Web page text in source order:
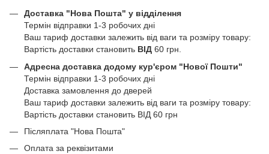
Доставка "Нова Пошта" у відділення
Термін відправки 1-3 робочих дні
Ваш тариф доставки залежить від ваги та розміру товару:
Вартість доставки становить ВІД 60 грн.
Адресна доставка додому кур'єром "Нової Пошти"
Термін відправки 1-3 робочих дні
Доставка замовлення до дверей
Ваш тариф доставки залежить від ваги та розміру товару:
Вартість доставки становить ВІД 60 грн
Післяплата "Нова Пошта"
Оплата за реквізитами